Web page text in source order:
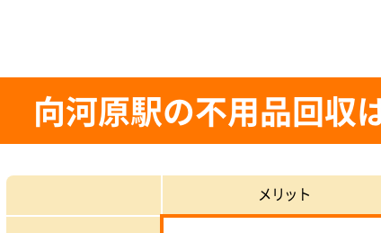
向河原駅の不用品回収
メリット